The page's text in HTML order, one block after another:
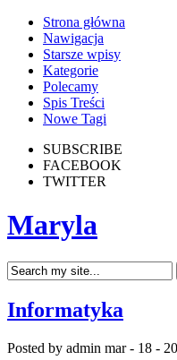
Strona główna
Nawigacja
Starsze wpisy
Kategorie
Polecamy
Spis Treści
Nowe Tagi
SUBSCRIBE
FACEBOOK
TWITTER
Maryla
Informatyka
Posted by admin mar - 18 -